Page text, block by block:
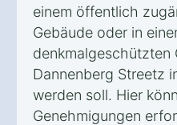
einem öffentlich
Gebäude oder in
denkmalgeschützten
Dannenberg Streetz
werden soll. Hier
Genehmigungen